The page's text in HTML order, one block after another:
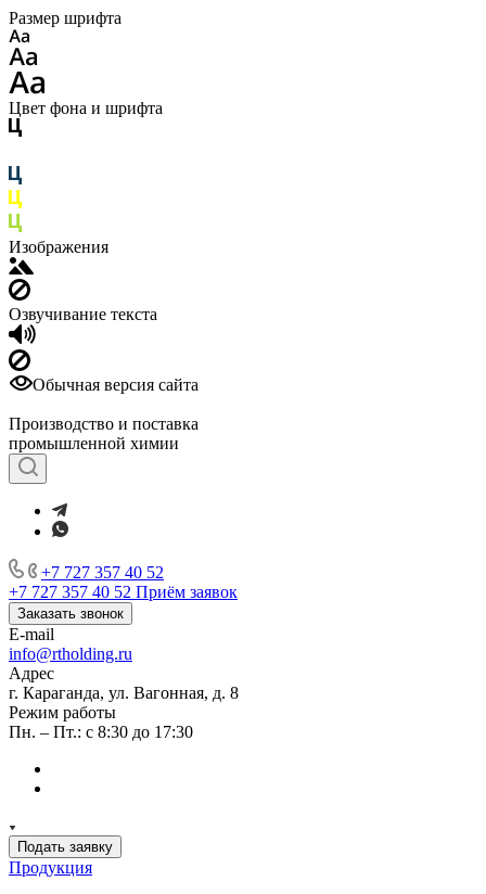
Размер шрифта
Цвет фона и шрифта
Изображения
Озвучивание текста
Обычная версия сайта
Производство и поставка
промышленной химии
+7 727 357 40 52
+7 727 357 40 52 Приём заявок
Заказать звонок
E-mail
info@rtholding.ru
Адрес
г. Караганда, ул. Вагонная, д. 8
Режим работы
Пн. – Пт.: с 8:30 до 17:30
Подать заявку
Продукция